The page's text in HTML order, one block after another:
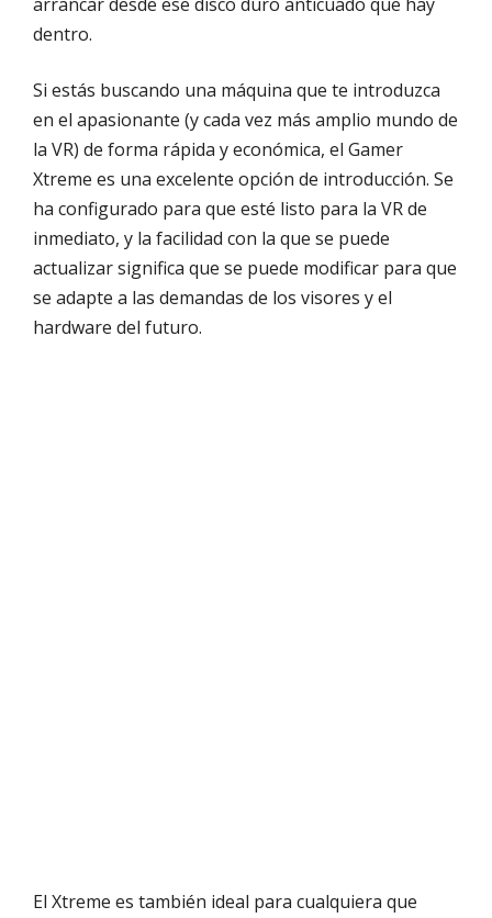
dentro.
Si estás buscando una máquina que te introduzca
en el apasionante (y cada vez más amplio mundo de
la VR) de forma rápida y económica, el Gamer
Xtreme es una excelente opción de introducción. Se
ha configurado para que esté listo para la VR de
inmediato, y la facilidad con la que se puede
actualizar significa que se puede modificar para que
se adapte a las demandas de los visores y el
hardware del futuro.
El Xtreme es también ideal para cualquiera que